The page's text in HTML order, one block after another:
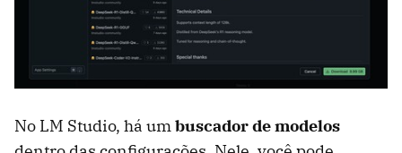
No LM Studio, há umbuscador de modelos